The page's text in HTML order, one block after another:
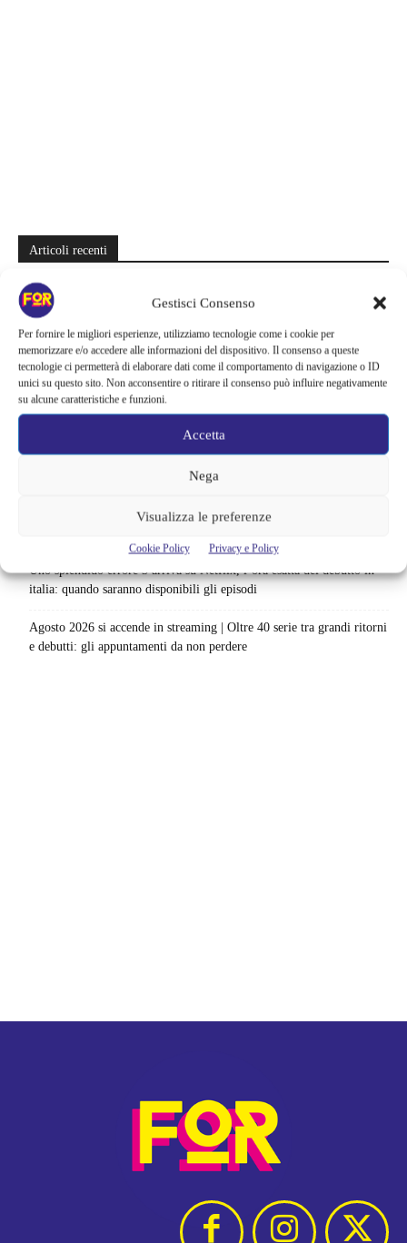
Gestisci Consenso
Per fornire le migliori esperienze, utilizziamo tecnologie come i cookie per
memorizzare e/o accedere alle informazioni del dispositivo. Il consenso a queste
tecnologie ci permetterà di elaborare dati come il comportamento di navigazione o ID
unici su questo sito. Non acconsentire o ritirare il consenso può influire negativamente
su alcune caratteristiche e funzioni.
Accetta
Nega
Visualizza le preferenze
Cookie Policy Privacy e Policy
Articoli recenti
La bocca del diavolo arriva su Prime Video, squali e claustrofobia nel
nuovo survival horror: una vacanza diventa una trappola
La paura dell’altezza torna al cinema | Il sequel di Fall cambia
scenario: una nuova sfida senza via di fuga
Sony ferma i film sui personaggi di Spider-Man, nessun nuovo
progetto è in sviluppo: cosa resta dell’esperimento
Netflix saluta 16 titoli ad agosto 2026 | 3 serie e 13 film lasciano il
catalogo: le date da segnare per l’ultimo rewatch
Netflix indaga sul lato oscuro del pollo fritto | Mo Gilligan affronta
Uno splendido errore 3 arriva su Netflix, l’ora esatta del debutto in
italia: quando saranno disponibili gli episodi
Agosto 2026 si accende in streaming | Oltre 40 serie tra grandi ritorni
e debutti: gli appuntamenti da non perdere